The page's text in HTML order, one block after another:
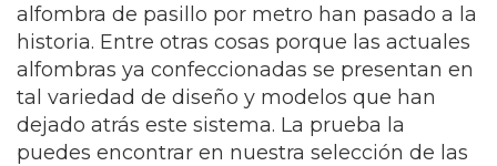
alfombra de pasillo por metro han pasado a la
historia. Entre otras cosas porque las actuales
alfombras ya confeccionadas se presentan en
tal variedad de diseño y modelos que han
dejado atrás este sistema. La prueba la
puedes encontrar en nuestra selección de las